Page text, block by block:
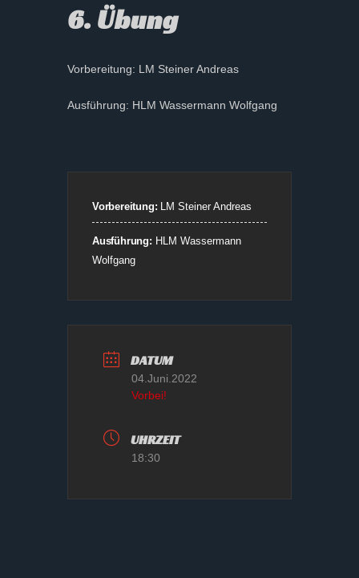
6. Übung
Vorbereitung: LM Steiner Andreas
Ausführung: HLM Wassermann Wolfgang
Vorbereitung: LM Steiner Andreas
Ausführung: HLM Wassermann
Wolfgang
DATUM
04.Juni.2022
Vorbei!
UHRZEIT
18:30